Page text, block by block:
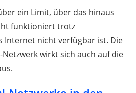
ein Limit, über das hinaus
funktioniert trotz
Internet nicht verfügbar ist. Die
Netzwerk wirkt sich auch auf die